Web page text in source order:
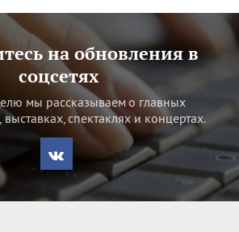
на обновления в
соцсетях
мы рассказываем о главных
спектаклях и концертах.